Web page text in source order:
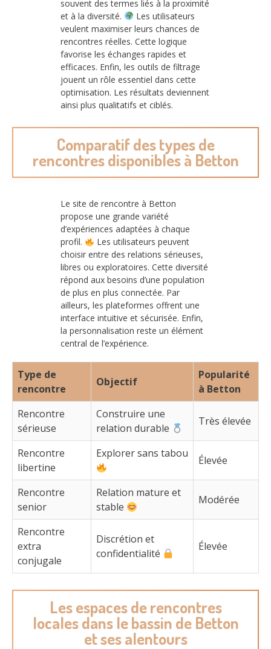
souvent des termes liés à la proximité
et à la diversité.
Les utilisateurs
veulent maximiser leurs chances de
rencontres réelles. Cette logique
favorise les échanges rapides et
efficaces. Enfin, les outils de filtrage
jouent un rôle essentiel dans cette
optimisation. Les résultats deviennent
ainsi plus qualitatifs et ciblés.
Comparatif des types de
rencontres disponibles à Betton
Le site de rencontre à Betton
propose une grande variété
d’expériences adaptées à chaque
profil.
Les utilisateurs peuvent
choisir entre des relations sérieuses,
libres ou exploratoires. Cette diversité
répond aux besoins d’une population
de plus en plus connectée. Par
ailleurs, les plateformes offrent une
interface intuitive et sécurisée. Enfin,
la personnalisation reste un élément
central de l’expérience.
Type de
rencontre
Objectif
Popularité
à Betton
Rencontre
sérieuse
Construire une
relation durable
Très élevée
Rencontre
libertine
Explorer sans tabou
Élevée
Rencontre
senior
Relation mature et
stable
Modérée
Rencontre
extra
conjugale
Discrétion et
confidentialité
Élevée
Les espaces de rencontres
locales dans le bassin de Betton
et ses alentours